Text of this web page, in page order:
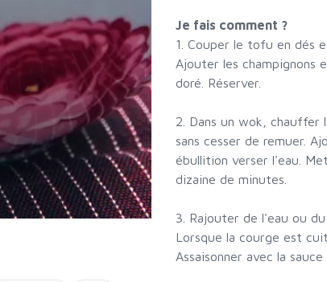
Je fais comment ?
1. Couper le tofu en dés
Ajouter les champignons
doré. Réserver.
2. Dans un wok,
sans cesser de remuer.
ébullition verser l'eau.
dizaine de minutes.
3. Rajouter de l'eau ou
Lorsque la courge est
Assaisonner avec la